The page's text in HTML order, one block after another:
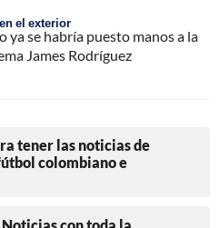
el exterior
ya se habría puesto manos a la
James Rodríguez
tener las noticias de
colombiano e